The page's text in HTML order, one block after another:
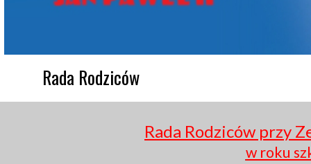
        Rada Rodziców
Rada Rodziców przy
w roku